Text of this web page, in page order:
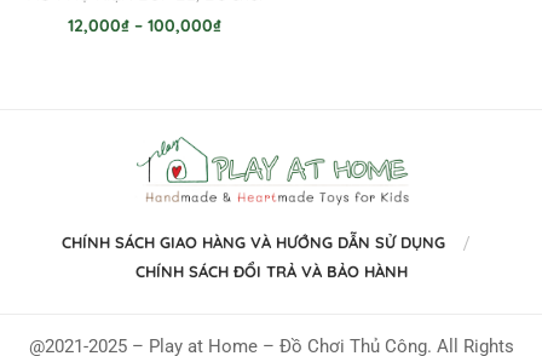
12,000₫ – 100,000₫
CHÍNH SÁCH GIAO HÀNG VÀ HƯỚNG DẪN SỬ DỤNG
CHÍNH SÁCH ĐỔI TRẢ VÀ BẢO HÀNH
@2021-2025 – Play at Home – Đồ Chơi Thủ Công. All Rights